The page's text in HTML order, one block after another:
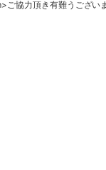
ご協力頂き有難うござい